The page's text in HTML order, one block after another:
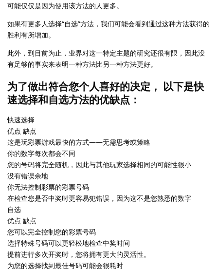
可能仅仅是因为使用该方法的人更多。
如果有更多人选择“自选”方法，我们可能会看到通过这种方法获得的
胜利有所增加。
此外，到目前为止，业界对这一特定主题的研究还很有限，因此没
有足够的事实来表明一种方法比另一种方法更好。
为了做出符合您个人喜好的决定， 以下是快
速选择和自选方法的优缺点：
快速选择
优点 缺点
这是玩彩票游戏最快的方式——无需思考或策略
你的数字每次都会不同
您的号码将完全随机，因此与其他玩家选择相同的可能性很小
没有错误余地
你无法控制彩票的彩票号码
在检查您是否中奖时更容易犯错误，因为这不是您熟悉的数字
自选
优点 缺点
您可以完全控制您的彩票号码
选择特殊号码可以更轻松地检查中奖时间
提前进行多次开奖时，您将拥有更大的灵活性。
为您的选择找到最佳号码可能会很耗时